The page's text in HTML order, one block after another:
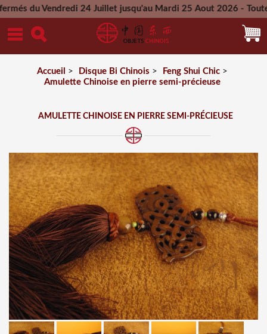
du Vendredi 24 Juillet jusqu'au Mardi 25 Aout 2026 - Toutes
Mercredi 26 Aout 2026
Accueil > Disque Bi Chinois > Feng Shui Chic>
Amulette Chinoise en pierre semi-précieuse
AMULETTE CHINOISE EN PIERRE SEMI-PRÉCIEUSE